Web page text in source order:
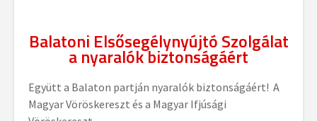
Balatoni Elsősegélynyújtó Szolgálat
a nyaralók biztonságáért
Együtt a Balaton partján nyaralók biztonságáért! A
Magyar Vöröskereszt és a Magyar Ifjúsági